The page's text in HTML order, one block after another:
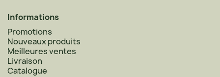
Informations
Promotions
Nouveaux produits
Meilleures ventes
Livraison
Catalogue